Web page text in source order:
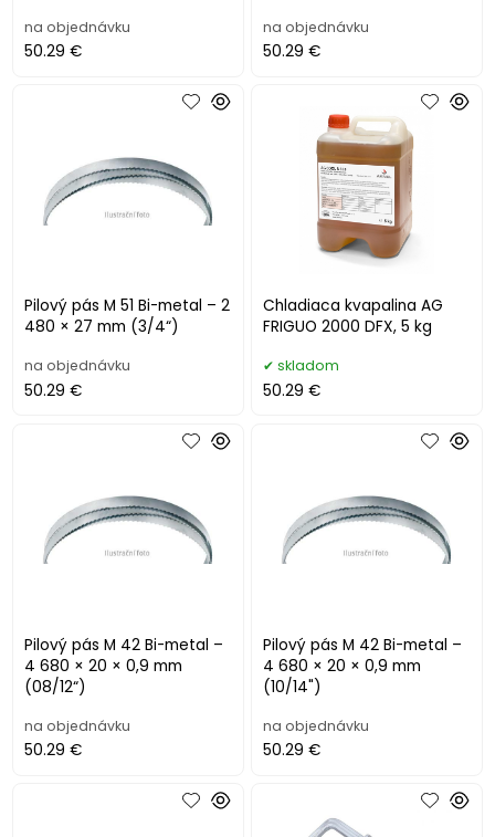
na objednávku
50.29 €
na objednávku
50.29 €
Pilový pás M 51 Bi-metal – 2
480 × 27 mm (3/4“)
na objednávku
50.29 €
Chladiaca kvapalina AG
FRIGUO 2000 DFX, 5 kg
skladom
50.29 €
Pilový pás M 42 Bi-metal –
4 680 × 20 × 0,9 mm
(08/12“)
na objednávku
50.29 €
Pilový pás M 42 Bi-metal –
4 680 × 20 × 0,9 mm
(10/14")
na objednávku
50.29 €